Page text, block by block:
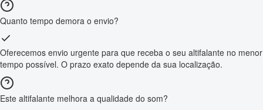
Quanto tempo demora o envio?
Oferecemos envio urgente para que receba o seu altifalante no menor
tempo possível. O prazo exato depende da sua localização.
Este altifalante melhora a qualidade do som?